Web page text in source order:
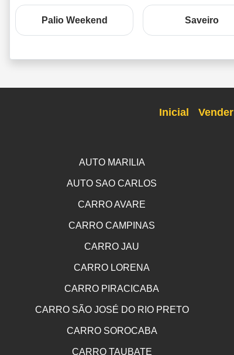
Palio Weekend Saveiro
Inicial Vender
AUTO MARILIA
AUTO SAO CARLOS
CARRO AVARE
CARRO CAMPINAS
CARRO JAU
CARRO LORENA
CARRO PIRACICABA
CARRO SÃO JOSÉ DO RIO PRETO
CARRO SOROCABA
CARRO TAUBATE